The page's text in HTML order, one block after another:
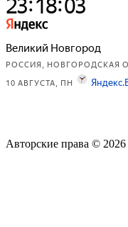
Авторские права © 2026